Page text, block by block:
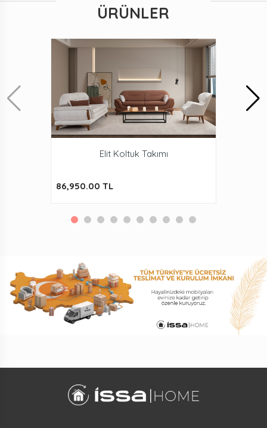
ÜRÜNLER
Elit Koltuk Takımı
86,950.00 TL